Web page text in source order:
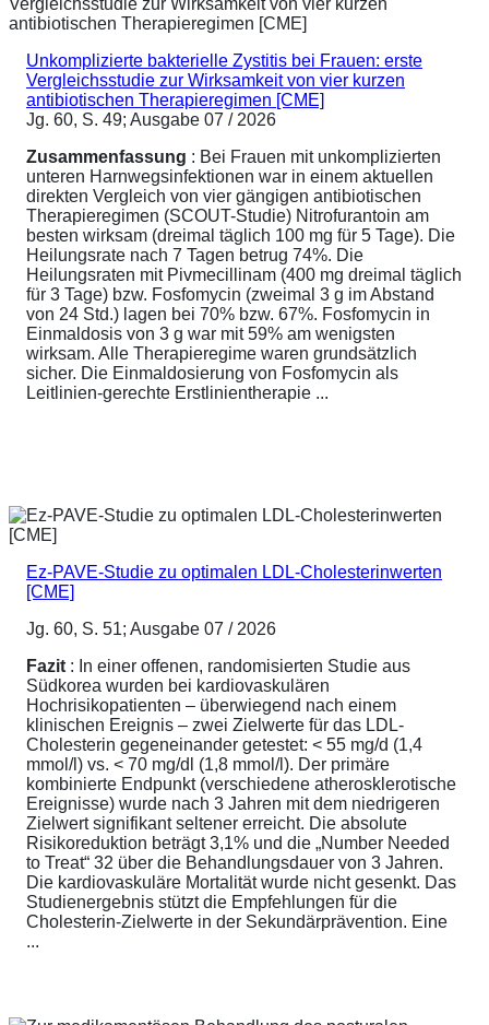
Unkomplizierte bakterielle Zystitis bei Frauen: erste
Vergleichsstudie zur Wirksamkeit von vier kurzen
antibiotischen Therapieregimen [CME]
Jg. 60, S. 49; Ausgabe 07 / 2026
Zusammenfassung : Bei Frauen mit unkomplizierten
unteren Harnwegsinfektionen war in einem aktuellen
direkten Vergleich von vier gängigen antibiotischen
Therapieregimen (SCOUT-Studie) Nitrofurantoin am
besten wirksam (dreimal täglich 100 mg für 5 Tage). Die
Heilungsrate nach 7 Tagen betrug 74%. Die
Heilungsraten mit Pivmecillinam (400 mg dreimal täglich
für 3 Tage) bzw. Fosfomycin (zweimal 3 g im Abstand
von 24 Std.) lagen bei 70% bzw. 67%. Fosfomycin in
Einmaldosis von 3 g war mit 59% am wenigsten
wirksam. Alle Therapieregime waren grundsätzlich
sicher. Die Einmaldosierung von Fosfomycin als
Leitlinien-gerechte Erstlinientherapie ...
Ez-PAVE-Studie zu optimalen LDL-Cholesterinwerten
[CME]
Jg. 60, S. 51; Ausgabe 07 / 2026
Fazit : In einer offenen, randomisierten Studie aus
Südkorea wurden bei kardiovaskulären
Hochrisikopatienten – überwiegend nach einem
klinischen Ereignis – zwei Zielwerte für das LDL-
Cholesterin gegeneinander getestet: < 55 mg/d (1,4
mmol/l) vs. < 70 mg/dl (1,8 mmol/l). Der primäre
kombinierte Endpunkt (verschiedene atherosklerotische
Ereignisse) wurde nach 3 Jahren mit dem niedrigeren
Zielwert signifikant seltener erreicht. Die absolute
Risikoreduktion beträgt 3,1% und die „Number Needed
to Treat“ 32 über die Behandlungsdauer von 3 Jahren.
Die kardiovaskuläre Mortalität wurde nicht gesenkt. Das
Studienergebnis stützt die Empfehlungen für die
Cholesterin-Zielwerte in der Sekundärprävention. Eine
...